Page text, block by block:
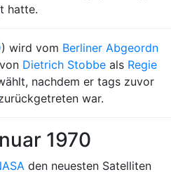
hatte.
) wird vom Berliner Abgeordn
Dietrich Stobbe als Regie
nachdem er tags zuvor
war.
1970
den neuesten Satelliten